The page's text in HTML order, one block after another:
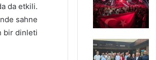
da etkili.
sahne
bir dinleti